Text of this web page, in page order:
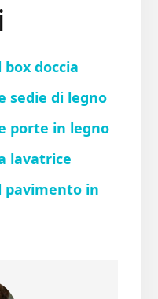
box doccia​
sedie di legno​
porte in legno​
lavatrice​
pavimento in